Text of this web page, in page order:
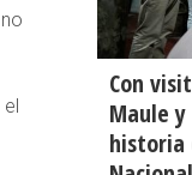
Con
Maule
historia